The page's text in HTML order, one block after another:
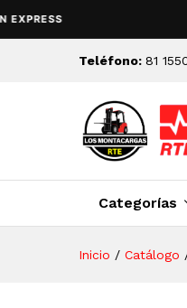
Teléfono: 81
Categorías
Inicio / Catálogo